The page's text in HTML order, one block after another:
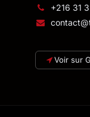
+216 31
Voir sur